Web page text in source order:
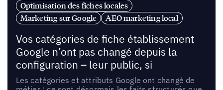
Optimisation des fiches locales
Marketing sur Google
AEO marketing local
Vos catégories de fiche établissement
Google n’ont pas changé depuis la
configuration – leur public, si
Les catégories et attributs Google ont changé de